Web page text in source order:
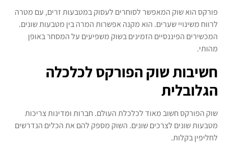
פורקס הוא שוק המאפשר לסוחרים לעסוק במטבעות זרים, עם מטרה
לרווח משינויי שערים. הוא מקנה אפשרות המרה בין מטבעות שונים.
המכשירים הפיננסיים הזמינים בשוק משפיעים על המסחר באופן
מהותי.
חשיבות שוק הפורקס לכלכלה
הגלובלית
שוק הפורקס חשוב מאוד לכלכלת העולם. חברות ומדינות צריכות
מטבעות שונים לצרכים שונים. השוק מספק להם את הכלים הנדרשים
לחליפין בקלות.